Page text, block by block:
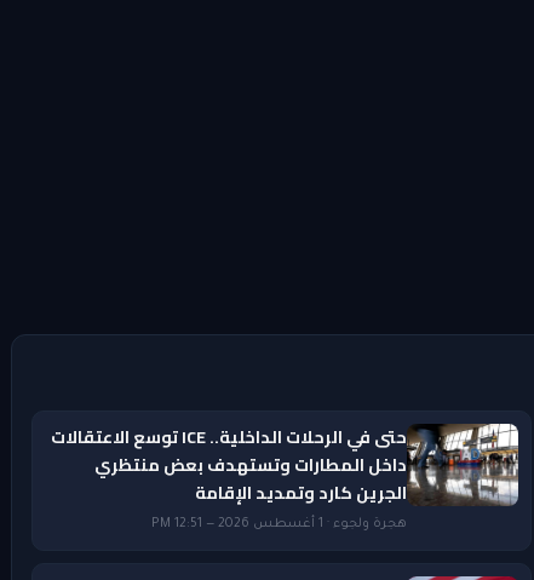
حتى في الرحلات الداخلية.. ICE توسع الاعتقالات
داخل المطارات وتستهدف بعض منتظري
الجرين كارد وتمديد الإقامة
هجرة ولجوء · 1 أغسطس 2026 — 12:51 PM